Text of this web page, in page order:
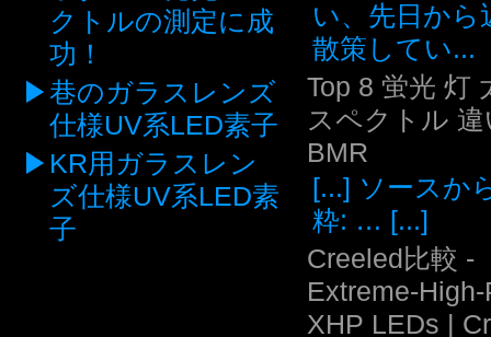
クトルの測定に成
功！
巷のガラスレンズ
仕様UV系LED素子
KR用ガラスレン
ズ仕様UV系LED素
子
い、先日から
散策してい...
Top 8 蛍光 灯
スペクトル 違
BMR
[...] ソースか
粋: … [...]
Creeled比較 -
Extreme-
XHP LEDs |